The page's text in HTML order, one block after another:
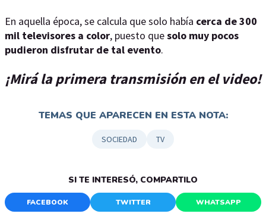
En aquella época, se calcula que solo había cerca de 300
mil televisores a color, puesto quesolo muy pocos
pudieron disfrutar de tal evento.
¡Mirá la primera transmisión en el video!
TEMAS QUE APARECEN EN ESTA NOTA:
SOCIEDAD TV
SI TE INTERESÓ, COMPARTILO
FACEBOOK TWITTER WHATSAPP